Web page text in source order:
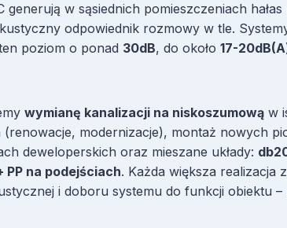
generują w sąsiednich pomieszczeniach hałas
odpowiednik rozmowy w tle.
poziom o ponad 30dB, do około 17-20dB(A
wymianę kanalizacji na niskoszumową w
(renowacje, modernizacje), montaż nowych
deweloperskich oraz mieszane układy:
PP na podejściach. Każda większa realizacja
i doboru systemu do funkcji obiektu –